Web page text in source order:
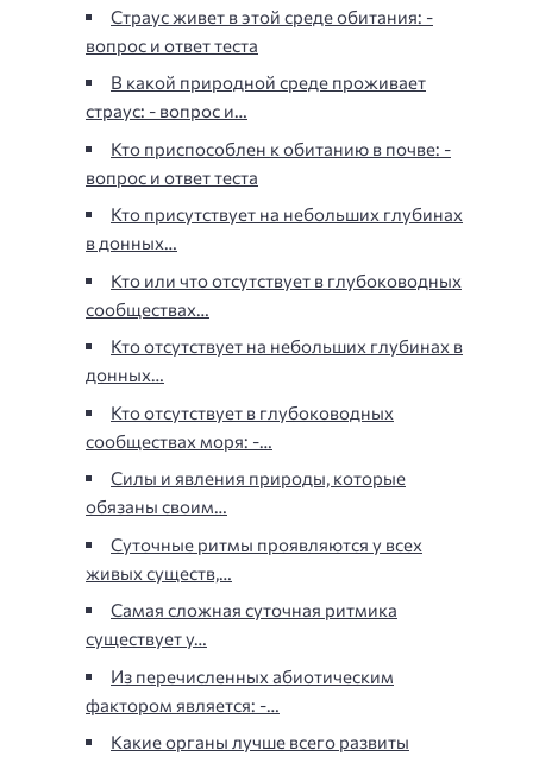
Страус живет в этой среде обитания: -
вопрос и ответ теста
В какой природной среде проживает
страус: - вопрос и…
Кто приспособлен к обитанию в почве: -
вопрос и ответ теста
Кто присутствует на небольших глубинах
в донных…
Кто или что отсутствует в глубоководных
сообществах…
Кто отсутствует на небольших глубинах в
донных…
Кто отсутствует в глубоководных
сообществах моря: -…
Силы и явления природы, которые
обязаны своим…
Суточные ритмы проявляются у всех
живых существ,…
Самая сложная суточная ритмика
существует у…
Из перечисленных абиотическим
фактором является: -…
Какие органы лучше всего развиты